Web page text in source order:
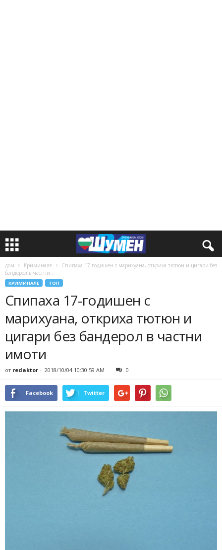
дом Криминале
Спипаха 17-годишен с марихуана, откриха тютюн и цигари без
бандерол в частни...
КРИМИНАЛЕ ТОП
Спипаха 17-годишен с
марихуана, откриха тютюн и
цигари без бандерол в частни
имоти
от redaktor - 2018/10/04 10:30:59 AM 0
Facebook Twitter